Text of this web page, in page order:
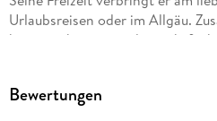
Urlaubsreisen oder im Allgäu.
hat er sich u. a. mit der
Solo-Krimireihe 'Wenn Ende gut,
Bewertungen